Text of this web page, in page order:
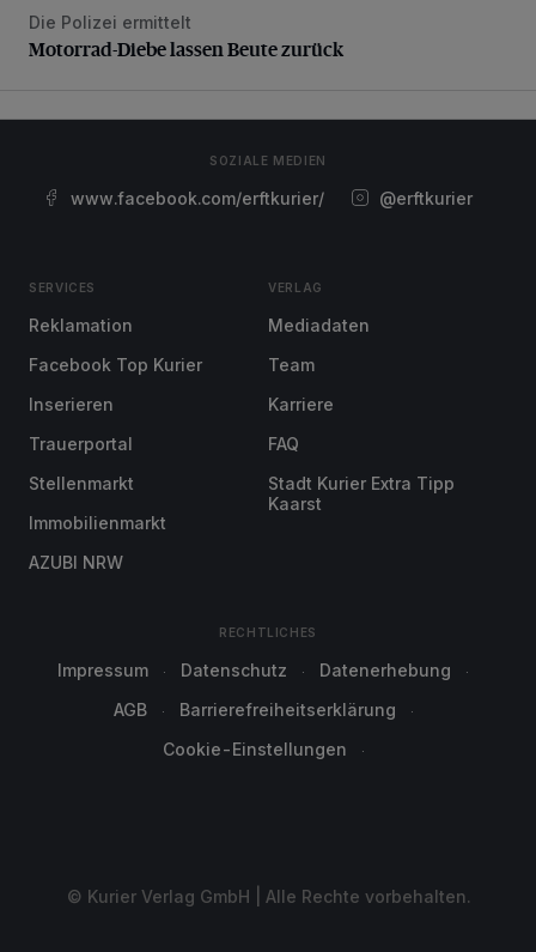
Motorrad-Diebe lassen Beute zurück
Die Polizei ermittelt
Motorrad-Diebe lassen Beute zurück
SOZIALE MEDIEN
www.facebook.com/erftkurier/ @erftkurier
SERVICES
Reklamation
Facebook Top Kurier
Inserieren
Trauerportal
Stellenmarkt
Immobilienmarkt
AZUBI NRW
VERLAG
Mediadaten
Team
Karriere
FAQ
Stadt Kurier Extra Tipp
Kaarst
RECHTLICHES
Impressum Datenschutz
Datenerhebung
AGB
Barrierefreiheitserklärung
Cookie-Einstellungen
© Kurier Verlag GmbH | Alle Rechte vorbehalten.